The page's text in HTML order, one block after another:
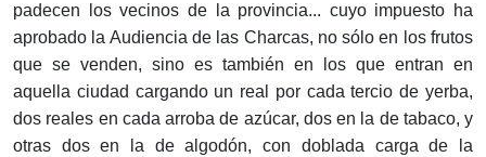
padecen los vecinos de la provincia... cuyo impuesto ha
aprobado la Audiencia de las Charcas, no sólo en los frutos
que se venden, sino es también en los que entran en
aquella ciudad cargando un real por cada tercio de yerba,
dos reales en cada arroba de azúcar, dos en la de tabaco, y
otras dos en la de algodón, con doblada carga de la